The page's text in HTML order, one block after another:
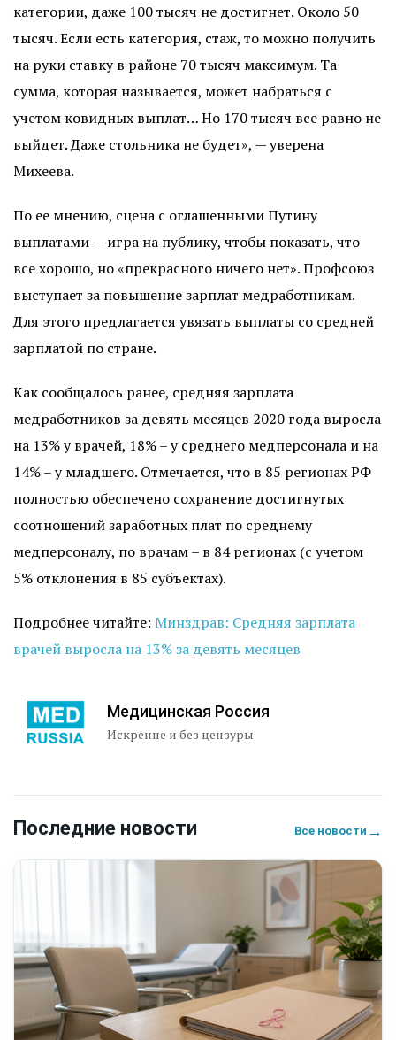
категории, даже 100 тысяч не достигнет. Около 50
тысяч. Если есть категория, стаж, то можно получить
на руки ставку в районе 70 тысяч максимум. Та
сумма, которая называется, может набраться с
учетом ковидных выплат… Но 170 тысяч все равно не
выйдет. Даже стольника не будет», — уверена
Михеева.
По ее мнению, сцена с оглашенными Путину
выплатами — игра на публику, чтобы показать, что
все хорошо, но «прекрасного ничего нет». Профсоюз
выступает за повышение зарплат медработникам.
Для этого предлагается увязать выплаты со средней
зарплатой по стране.
Как сообщалось ранее, средняя зарплата
медработников за девять месяцев 2020 года выросла
на 13% у врачей, 18% – у среднего медперсонала и на
14% – у младшего. Отмечается, что в 85 регионах РФ
полностью обеспечено сохранение достигнутых
соотношений заработных плат по среднему
медперсоналу, по врачам – в 84 регионах (с учетом
5% отклонения в 85 субъектах).
Подробнее читайте: Минздрав: Средняя зарплата
врачей выросла на 13% за девять месяцев
Медицинская Россия
Искренне и без цензуры
Последние новости Все новости →